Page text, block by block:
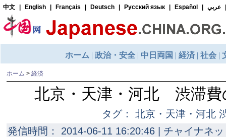
ホーム > 経済
北京・天津・河北 渋滞費
タグ： 北京・天津・河北
発信時間： 2014-06-11 16:20:46 | チャイナネ